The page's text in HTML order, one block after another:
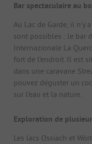
Bar spectaculaire au
Au Lac de Garde, il n'y
sont possibles : le bar
Internazionale La
fort de l'endroit. Il est
dans une caravane
pouvez déguster un
sur l'eau et la nature.
Exploration de
Les lacs Ossiach et